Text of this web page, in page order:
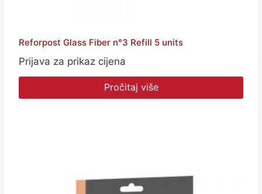
Reforpost Glass Fiber n°3 Refill 5 units
Prijava za prikaz cijena
Pročitaj više